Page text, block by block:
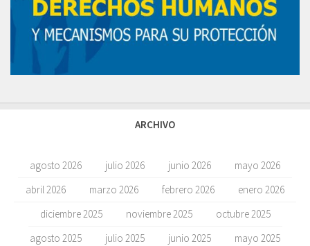
ARCHIVO
agosto 2026 julio 2026 junio 2026
mayo 2026
abril 2026
marzo 2026 febrero 2026
enero 2026
diciembre 2025
noviembre 2025
octubre 2025
agosto 2025
julio 2025 junio 2025
mayo 2025